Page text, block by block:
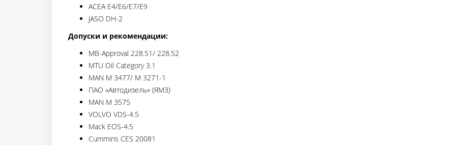
ACEA E4/E6/E7/E9
JASO DH-2
Допуски и рекомендации:
MB-Approval 228.51/ 228.52
MTU Oil Category 3.1
MAN M 3477/ M 3271-1
ПАО «Автодизель» (ЯМЗ)
MAN M 3575
VOLVO VDS-4.5
Mack EOS-4.5
Cummins CES 20081